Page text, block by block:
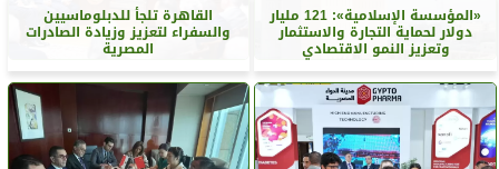
«المؤسسة الإسلامية»: 121 مليار
دولار لحماية التجارة والاستثمار
وتعزيز النمو الاقتصادي
القاهرة تلجأ للدبلوماسيين
والسفراء لتعزيز وزيادة الصادرات
المصرية